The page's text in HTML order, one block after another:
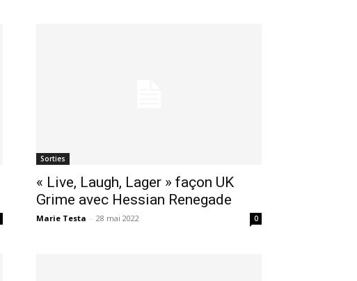
Sorties
« Live, Laugh, Lager » façon UK
Grime avec Hessian Renegade
Marie Testa - 28 mai 2022 0